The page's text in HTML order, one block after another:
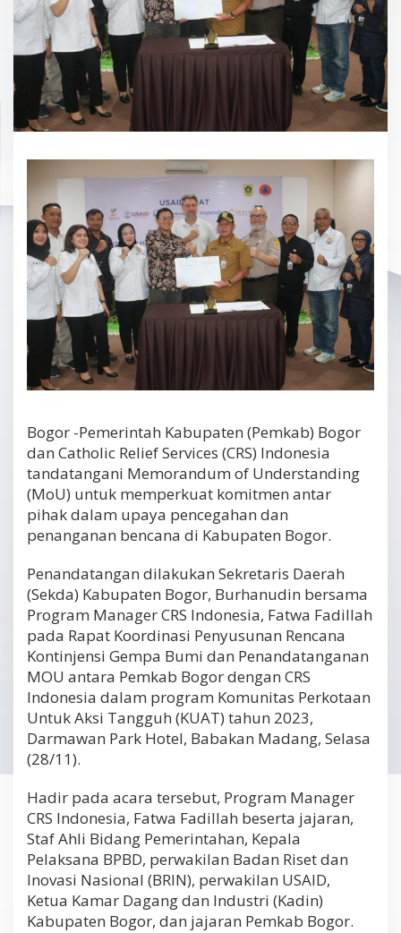
Bogor -Pemerintah Kabupaten (Pemkab) Bogor
dan Catholic Relief Services (CRS) Indonesia
tandatangani Memorandum of Understanding
(MoU) untuk memperkuat komitmen antar
pihak dalam upaya pencegahan dan
penanganan bencana di Kabupaten Bogor.
Penandatangan dilakukan Sekretaris Daerah
(Sekda) Kabupaten Bogor, Burhanudin bersama
Program Manager CRS Indonesia, Fatwa Fadillah
pada Rapat Koordinasi Penyusunan Rencana
Kontinjensi Gempa Bumi dan Penandatanganan
MOU antara Pemkab Bogor dengan CRS
Indonesia dalam program Komunitas Perkotaan
Untuk Aksi Tangguh (KUAT) tahun 2023,
Darmawan Park Hotel, Babakan Madang, Selasa
(28/11).
Hadir pada acara tersebut, Program Manager
CRS Indonesia, Fatwa Fadillah beserta jajaran,
Staf Ahli Bidang Pemerintahan, Kepala
Pelaksana BPBD, perwakilan Badan Riset dan
Inovasi Nasional (BRIN), perwakilan USAID,
Ketua Kamar Dagang dan Industri (Kadin)
Kabupaten Bogor, dan jajaran Pemkab Bogor.